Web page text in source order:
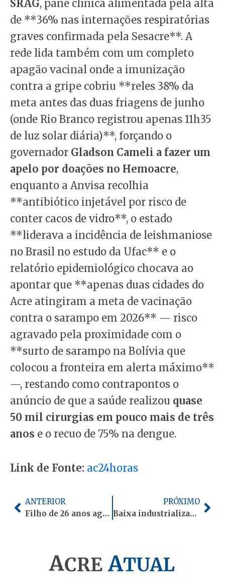
SRAG, pane clínica alimentada pela alta
de **36% nas internações respiratórias
graves confirmada pela Sesacre**. A
rede lida também com um completo
apagão vacinal onde a imunização
contra a gripe cobriu **reles 38% da
meta antes das duas friagens de junho
(onde Rio Branco registrou apenas 11h35
de luz solar diária)**, forçando o
governador Gladson Cameli a fazer um
apelo por doações no Hemoacre,
enquanto a Anvisa recolhia
**antibiótico injetável por risco de
conter cacos de vidro**, o estado
**liderava a incidência de leishmaniose
no Brasil no estudo da Ufac** e o
relatório epidemiológico chocava ao
apontar que **apenas duas cidades do
Acre atingiram a meta de vacinação
contra o sarampo em 2026** — risco
agravado pela proximidade com o
**surto de sarampo na Bolívia que
colocou a fronteira em alerta máximo**
—, restando como contrapontos o
anúncio de que a saúde realizou quase
50 mil cirurgias em pouco mais de três
anos e o recuo de 75% na dengue.
Link de Fonte: ac24horas
Anterior
ANTERIOR
Filho de 26 anos agride pai idoso de 67 e acaba preso em Cruzeiro do Sul
PRÓXIMO
Baixa industrialização deixa o Acre com um dos menores repasses de IPI Exportação do Brasil